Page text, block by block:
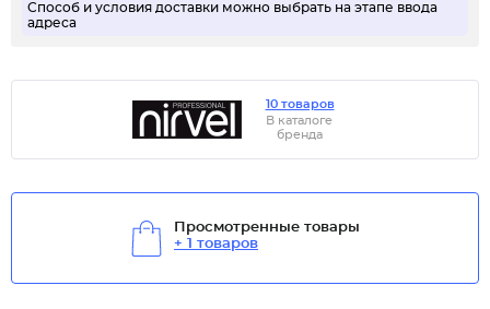
Способ и условия доставки можно выбрать на этапе ввода
адреса
10 товаров
В каталоге
бренда
Просмотренные товары
+ 1 товаров